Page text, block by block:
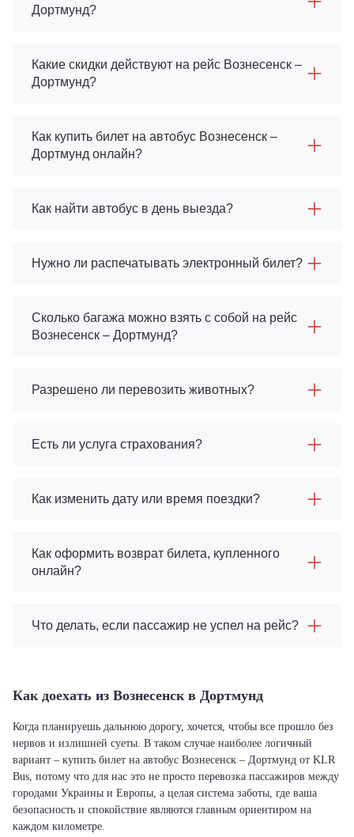
Дортмунд?
Какие скидки действуют на рейс Вознесенск –
Дортмунд?
Как купить билет на автобус Вознесенск –
Дортмунд онлайн?
Как найти автобус в день выезда?
Нужно ли распечатывать электронный билет?
Сколько багажа можно взять с собой на рейс
Вознесенск – Дортмунд?
Разрешено ли перевозить животных?
Есть ли услуга страхования?
Как изменить дату или время поездки?
Как оформить возврат билета, купленного
онлайн?
Что делать, если пассажир не успел на рейс?
Как доехать из Вознесенск в Дортмунд
Когда планируешь дальнюю дорогу, хочется, чтобы все прошло без
нервов и излишней суеты. В таком случае наиболее логичный
вариант – купить билет на автобус Вознесенск – Дортмунд от KLR
Bus, потому что для нас это не просто перевозка пассажиров между
городами Украины и Европы, а целая система заботы, где ваша
безопасность и спокойствие являются главным ориентиром на
каждом километре.